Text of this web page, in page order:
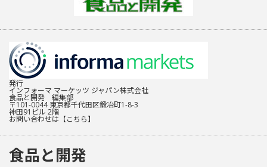
発行
インフォーマ マーケッツ ジャパン株式会社
食品と開発 編集部
〒101-0044 東京都千代田区鍛冶町1-8-3
神田91ビル 2階
お問い合わせは 【こちら】
食品と開発